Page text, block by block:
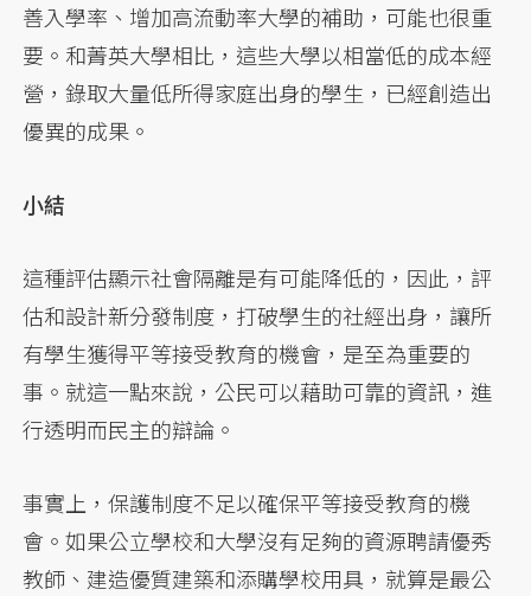
善入學率、增加高流動率大學的補助，可能也很重
要。和菁英大學相比，這些大學以相當低的成本經
營，錄取大量低所得家庭出身的學生，已經創造出
優異的成果。
小結
這種評估顯示社會隔離是有可能降低的，因此，評
估和設計新分發制度，打破學生的社經出身，讓所
有學生獲得平等接受教育的機會，是至為重要的
事。就這一點來說，公民可以藉助可靠的資訊，進
行透明而民主的辯論。
事實上，保護制度不足以確保平等接受教育的機
會。如果公立學校和大學沒有足夠的資源聘請優秀
教師、建造優質建築和添購學校用具，就算是最公